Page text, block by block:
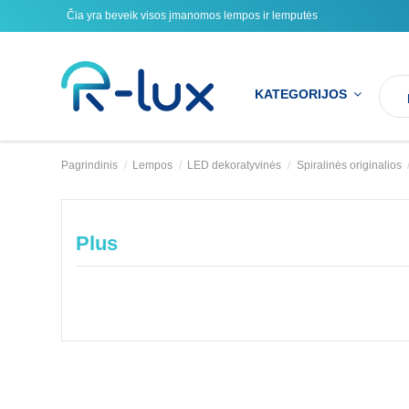
Čia yra beveik visos įmanomos lempos ir lemputės
KATEGORIJOS
Pagrindinis Lempos LED dekoratyvinės Spiralinės originalios
Plus